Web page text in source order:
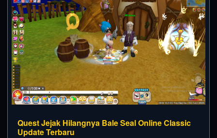
Quest Jejak Hilangnya Bale Seal Online Classic
Update Terbaru